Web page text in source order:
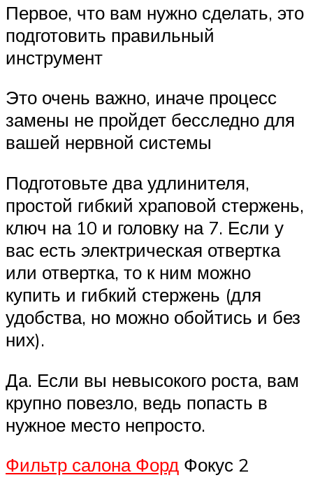
Первое, что вам нужно сделать, это
подготовить правильный
инструмент
Это очень важно, иначе процесс
замены не пройдет бесследно для
вашей нервной системы
Подготовьте два удлинителя,
простой гибкий храповой стержень,
ключ на 10 и головку на 7. Если у
вас есть электрическая отвертка
или отвертка, то к ним можно
купить и гибкий стержень (для
удобства, но можно обойтись и без
них).
Да. Если вы невысокого роста, вам
крупно повезло, ведь попасть в
нужное место непросто.
Фильтр салона Форд Фокус 2